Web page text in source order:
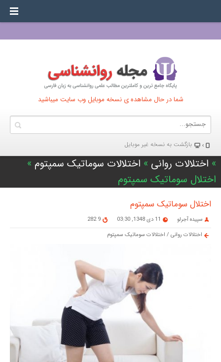
شما در حال مشاهده ی نسخه موبایل وب سایت میباشید
بازگشت به نسخه غير موبایل
» اختلالات روانی » اختلالات سوماتیک سمپتوم »
اختلال سوماتیک سمپتوم
اختلال سوماتیک سمپتوم
سپیده آجرلو 11 دی 1348, 03:30
9 282
اختلالات روانی / اختلالات سوماتیک سمپتوم